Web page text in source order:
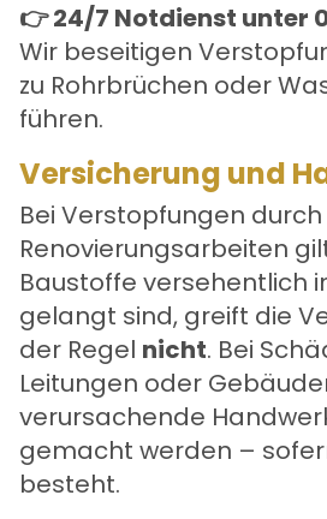
👉 24/7 Notdienst unter
Wir beseitigen
zu Rohrbrüchen oder
führen.
Versicherung und
Bei Verstopfungen durch
Renovierungsarbeiten
Baustoffe versehentlich
gelangt sind, greift die
der Regel nicht. Bei
Leitungen oder
verursachende
gemacht werden –
besteht.